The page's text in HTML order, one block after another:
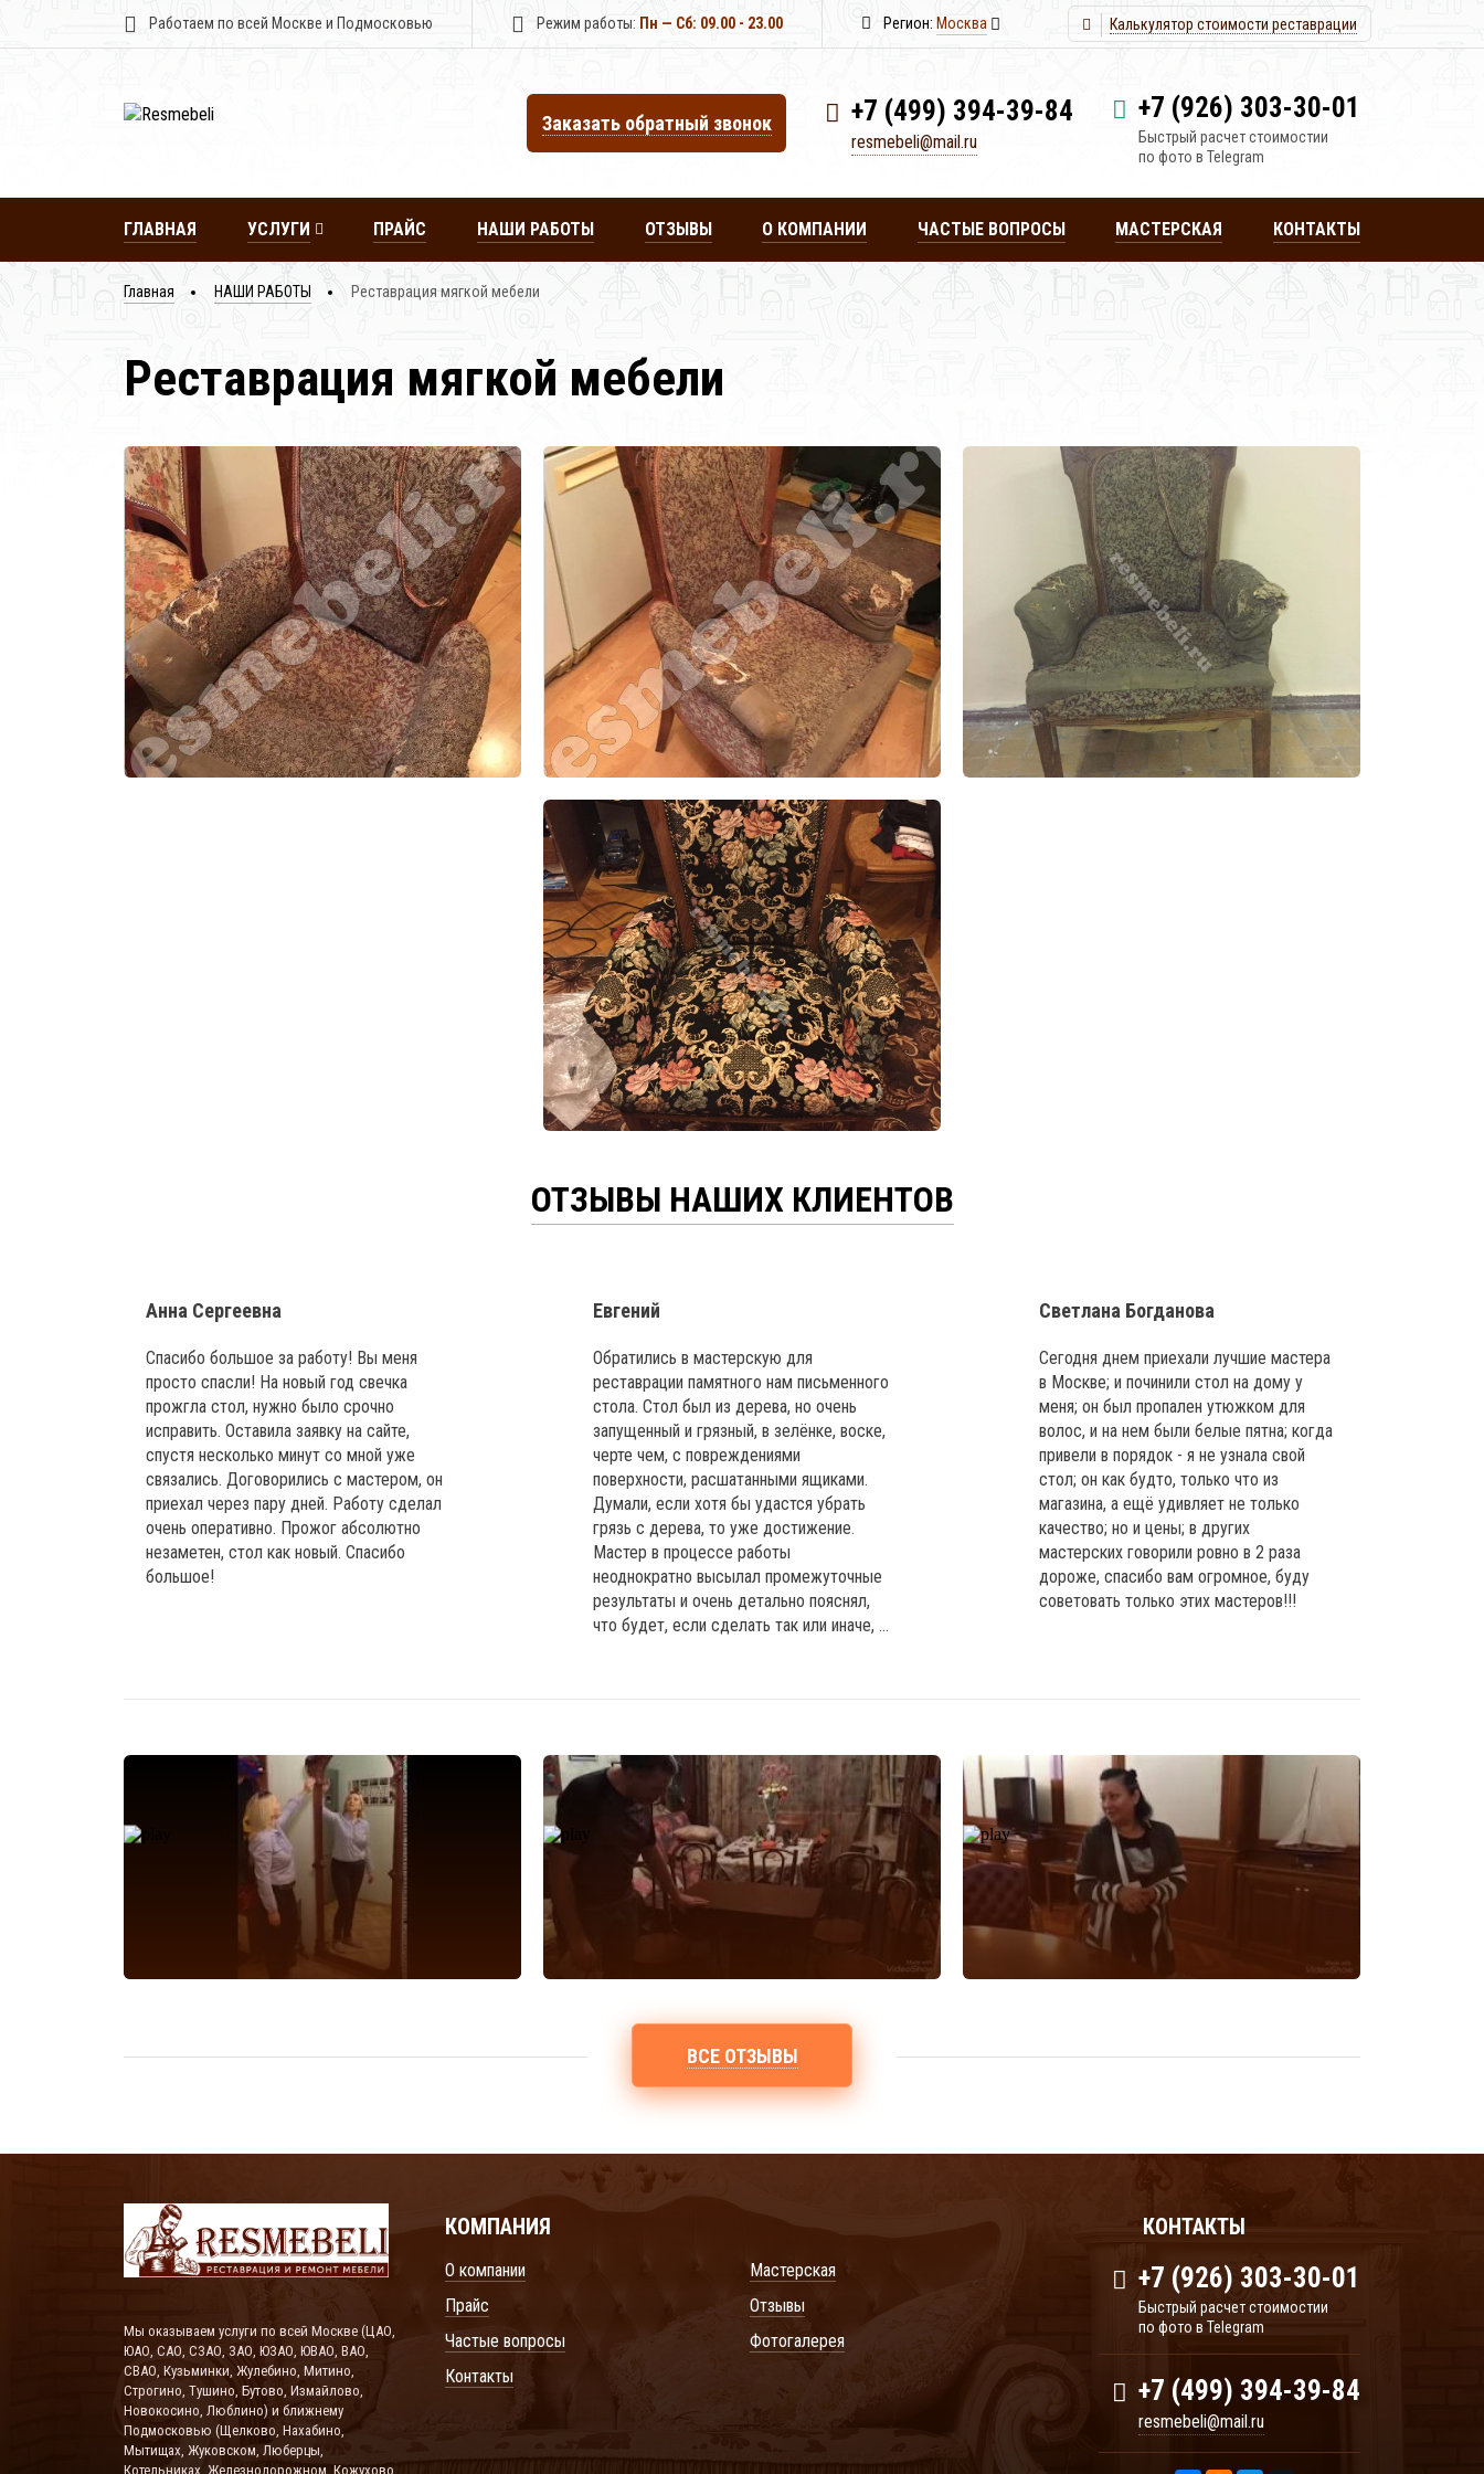
Работаем по всей Москве и Подмосковью Режим работы: Пн — Сб: 09.00 - 23.00 Регион: Москва Калькулятор стоимости реставрации
Заказать обратный звонок +7 (499) 394-39-84
resmebeli@mail.ru
+7 (926) 303-30-01
Быстрый расчет стоимостии
по фото в Telegram
ГЛАВНАЯ УСЛУГИ
Реставрация
дверей
Реставрация
стульев
Реставрация
пианино
Реставрация
межкомнатных
дверей
Реставрация
деревянной
мебели
Реставрация
часов
Реставрация
кресла
Реставрация
старой мебели
Реставрация
паркета
Реставрация
кухонной
мебели
Реставрация
буфета
Реставрация
Изготовление
лестниц
ПРАЙС НАШИ РАБОТЫ ОТЗЫВЫ О КОМПАНИИ ЧАСТЫЕ ВОПРОСЫ МАСТЕРСКАЯ КОНТАКТЫ
Главная НАШИ РАБОТЫ Реставрация мягкой мебели
Реставрация мягкой мебели
ОТЗЫВЫ НАШИХ КЛИЕНТОВ
Анна Сергеевна
Спасибо большое за работу! Вы меня
просто спасли! На новый год свечка
прожгла стол, нужно было срочно
исправить. Оставила заявку на сайте,
спустя несколько минут со мной уже
связались. Договорились с мастером, он
приехал через пару дней. Работу сделал
очень оперативно. Прожог абсолютно
незаметен, стол как новый. Спасибо
большое!
Евгений
Обратились в мастерскую для
реставрации памятного нам письменного
стола. Стол был из дерева, но очень
запущенный и грязный, в зелёнке, воске,
черте чем, с повреждениями
поверхности, расшатанными ящиками.
Думали, если хотя бы удастся убрать
грязь с дерева, то уже достижение.
Мастер в процессе работы
неоднократно высылал промежуточные
результаты и очень детально пояснял,
что будет, если сделать так или иначе, ...
Светлана Богданова
Сегодня днем приехали лучшие мастера
в Москве; и починили стол на дому у
меня; он был пропален утюжком для
волос, и на нем были белые пятна; когда
привели в порядок - я не узнала свой
стол; он как будто, только что из
магазина, а ещё удивляет не только
качество; но и цены; в других
мастерских говорили ровно в 2 раза
дороже, спасибо вам огромное, буду
советовать только этих мастеров!!!
ВСЕ ОТЗЫВЫ
Мы оказываем услуги по всей Москве (ЦАО,
ЮАО, САО, СЗАО, ЗАО, ЮЗАО, ЮВАО, ВАО,
СВАО, Кузьминки, Жулебино, Митино,
Строгино, Тушино, Бутово, Измайлово,
Новокосино, Люблино) и ближнему
Подмосковью (Щелково, Нахабино,
Мытищах, Жуковском, Люберцы,
Котельниках, Железнодорожном, Кожухово,
КОМПАНИЯ
О компании
Мастерская
Прайс
Отзывы
Частые вопросы
Фотогалерея
Контакты
КОНТАКТЫ
+7 (926) 303-30-01
Быстрый расчет стоимостии
по фото в Telegram
+7 (499) 394-39-84
resmebeli@mail.ru